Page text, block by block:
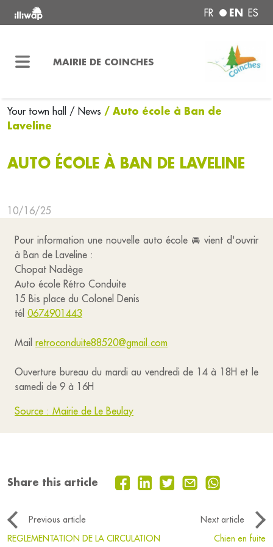
FR EN ES
MAIRIE DE COINCHES
Your town hall / News / Auto école à Ban de
Laveline
AUTO ÉCOLE À BAN DE LAVELINE
10/16/25
Pour information une nouvelle auto école 🚘 vient d'ouvrir
à Ban de Laveline :
Chopat Nadège
Auto école Rétro Conduite
15 Bis place du Colonel Denis
tél 0674901443
Mail retroconduite88520@gmail.com
Ouverture bureau du mardi au vendredi de 14 à 18H et le
samedi de 9 à 16H
Source : Mairie de Le Beulay
Share this article
Previous article
Next article
REGLEMENTATION DE LA CIRCULATION
Chien en fuite